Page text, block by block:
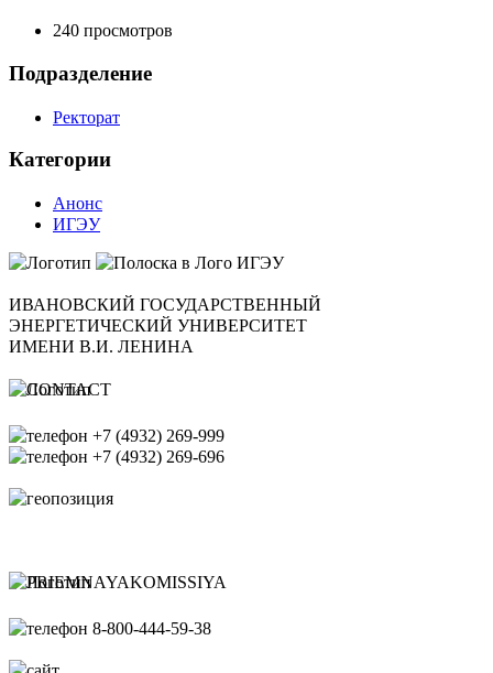
240 просмотров
Подразделение
Ректорат
Категории
Анонс
ИГЭУ
ИВАНОВСКИЙ ГОСУДАРСТВЕННЫЙ
ЭНЕРГЕТИЧЕСКИЙ УНИВЕРСИТЕТ
ИМЕНИ В.И. ЛЕНИНА
+7 (4932) 269-999
+7 (4932) 269-696
8-800-444-59-38